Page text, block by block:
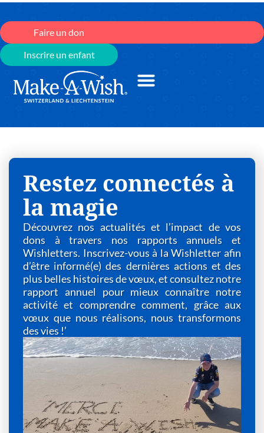
Faire un don
Inscrire un enfant
Restez connectés à
la magie
Découvrez nos actualités et l’impact de vos
dons à travers nos rapports annuels et
Wishletters. Inscrivez-vous à la Wishletter afin
d’être informé(e) des dernières actions et des
plus belles histoires de vœux, et consultez notre
rapport annuel pour mieux connaître notre
activité et comprendre comment, grâce aux
vœux que nous réalisons, nous transformons
des vies !’